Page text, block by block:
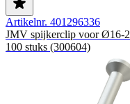
Artikelnr. 401296336
JMV spijkerclip voor Ø16-
100 stuks (300604)